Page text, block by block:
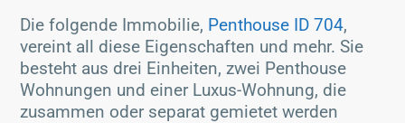
Die folgende Immobilie, Penthouse ID 704,
vereint all diese Eigenschaften und mehr. Sie
besteht aus drei Einheiten, zwei Penthouse
Wohnungen und einer Luxus-Wohnung, die
zusammen oder separat gemietet werden